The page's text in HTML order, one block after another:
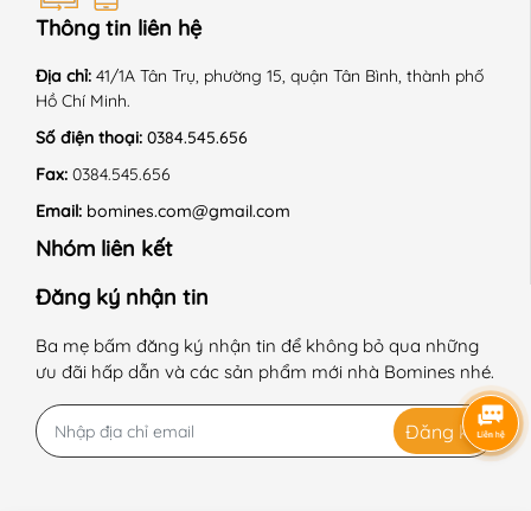
Thông tin liên hệ
Địa chỉ: 41/1A Tân Trụ, phường 15, quận Tân Bình, thành phố
Hồ Chí Minh.
Số điện thoại: 0384.545.656
Fax: 0384.545.656
Email: bomines.com@gmail.com
Nhóm liên kết
Đăng ký nhận tin
Ba mẹ bấm đăng ký nhận tin để không bỏ qua những
ưu đãi hấp dẫn và các sản phẩm mới nhà Bomines nhé.
Đăng ký